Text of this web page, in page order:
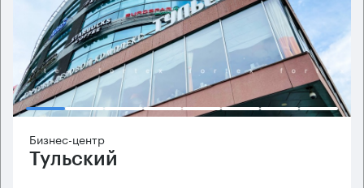
Бизнес-центр
Тульский